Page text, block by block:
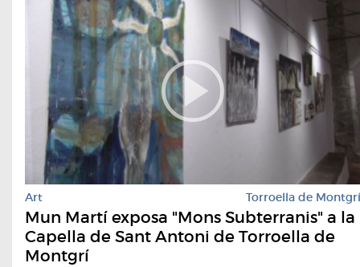
Art Torroella de Montgrí
Mun Martí exposa "Mons Subterranis" a la
Capella de Sant Antoni de Torroella de
Montgrí